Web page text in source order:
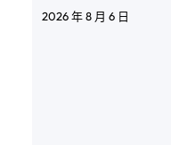
2026 年 8 月 6 日